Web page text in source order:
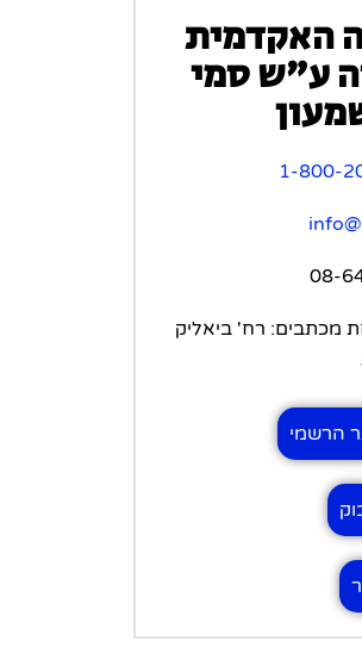
האקדמית
ע”ש סמי
מכתבים: רח' ביאליק
הרשמי